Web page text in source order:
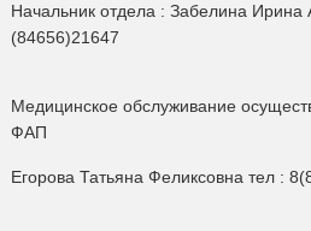
Начальник отдела : Забелина Ирина
(84656)21647
Медицинское обслуживание
ФАП
Егорова Татьяна Феликсовна тел :